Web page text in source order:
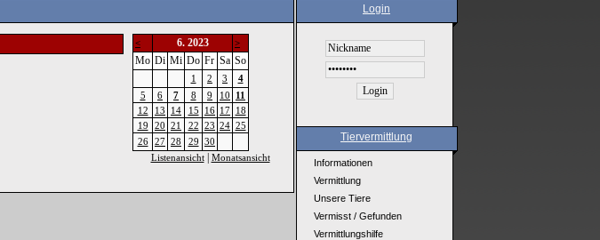
< 6. 2023 >
Mo Di Mi Do Fr Sa So
1 2 3
4
5
6 7 8 9 10
11
12
13 14 15 16 17 18
19
20 21 22 23 24 25
26
27 28 29 30
Listenansicht| Monatsansicht
Login
Tiervermittlung
Informationen
Vermittlung
Unsere Tiere
Vermisst / Gefunden
Vermittlungshilfe